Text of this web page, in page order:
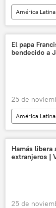
América Latina
música
música
📝 Reportajes
Paloma
El papa
bendecido a
25 de
América Latina
Javier Milei
sociedad
Hamás libera
extranjeros |
25 de